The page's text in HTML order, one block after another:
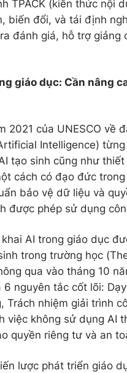
TPACK (kiến thức nội
biến đổi, và tái định
đánh giá, hỗ trợ
giáo dục: Cần nâng
2021 của UNESCO về
Intelligence)
tạo sinh cũng như
cách có đạo đức
bảo vệ dữ liệu và
được phép sử dụng
AI trong giáo dục
trong trường học
qua vào tháng 10
6 nguyên tắc cốt lõi:
Trách nhiệm giải trình
việc không sử dụng AI
quyền riêng tư và an
lược phát triển giáo